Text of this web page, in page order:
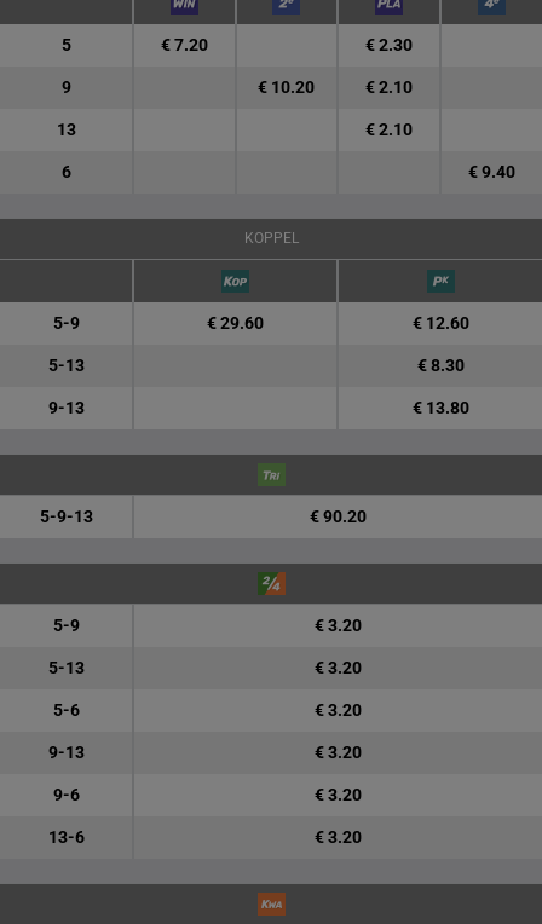
5 € 7.20 € 2.30
9 € 10.20 € 2.10
13 € 2.10
6 € 9.40
KOPPEL
5-9 € 29.60 € 12.60
5-13 € 8.30
9-13 € 13.80
5-9-13 € 90.20
5-9 € 3.20
5-13 € 3.20
5-6 € 3.20
9-13 € 3.20
9-6 € 3.20
13-6 € 3.20